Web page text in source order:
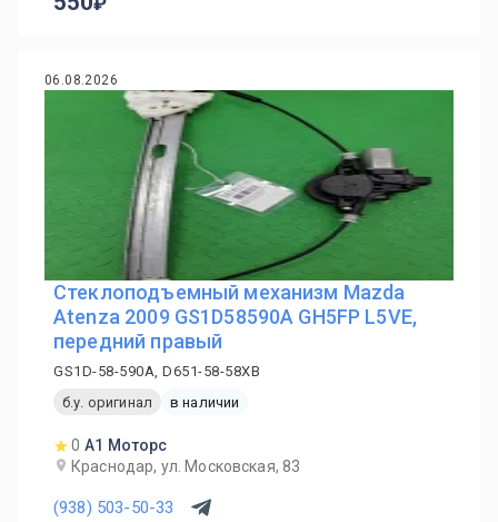
06.08.2026
Стеклоподъемный механизм Mazda
Atenza 2009 GS1D58590A GH5FP L5VE,
передний правый
GS1D-58-590A, D651-58-58XB
б.у. оригинал
в наличии
0 А1 Моторс
Краснодар, ул. Московская, 83
(938) 503-50-33